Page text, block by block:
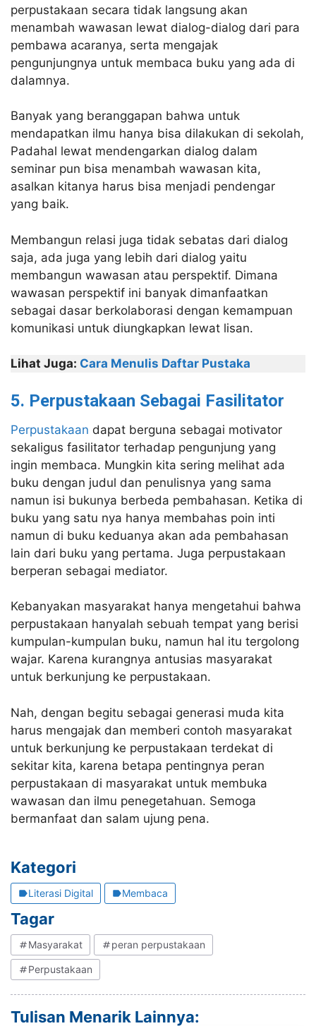
perpustakaan secara tidak langsung akan
menambah wawasan lewat dialog-dialog dari para
pembawa acaranya, serta mengajak
pengunjungnya untuk membaca buku yang ada di
dalamnya.
Banyak yang beranggapan bahwa untuk
mendapatkan ilmu hanya bisa dilakukan di sekolah,
Padahal lewat mendengarkan dialog dalam
seminar pun bisa menambah wawasan kita,
asalkan kitanya harus bisa menjadi pendengar
yang baik.
Membangun relasi juga tidak sebatas dari dialog
saja, ada juga yang lebih dari dialog yaitu
membangun wawasan atau perspektif. Dimana
wawasan perspektif ini banyak dimanfaatkan
sebagai dasar berkolaborasi dengan kemampuan
komunikasi untuk diungkapkan lewat lisan.
Lihat Juga: Cara Menulis Daftar Pustaka
5. Perpustakaan Sebagai Fasilitator
Perpustakaan dapat berguna sebagai motivator
sekaligus fasilitator terhadap pengunjung yang
ingin membaca. Mungkin kita sering melihat ada
buku dengan judul dan penulisnya yang sama
namun isi bukunya berbeda pembahasan. Ketika di
buku yang satu nya hanya membahas poin inti
namun di buku keduanya akan ada pembahasan
lain dari buku yang pertama. Juga perpustakaan
berperan sebagai mediator.
Kebanyakan masyarakat hanya mengetahui bahwa
perpustakaan hanyalah sebuah tempat yang berisi
kumpulan-kumpulan buku, namun hal itu tergolong
wajar. Karena kurangnya antusias masyarakat
untuk berkunjung ke perpustakaan.
Nah, dengan begitu sebagai generasi muda kita
harus mengajak dan memberi contoh masyarakat
untuk berkunjung ke perpustakaan terdekat di
sekitar kita, karena betapa pentingnya peran
perpustakaan di masyarakat untuk membuka
wawasan dan ilmu penegetahuan. Semoga
bermanfaat dan salam ujung pena.
Kategori
Literasi Digital Membaca
Tagar
Masyarakat peran perpustakaan
Perpustakaan
Tulisan Menarik Lainnya: